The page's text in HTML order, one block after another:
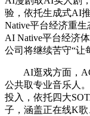
验，依托生成式AI
Native平台经济重
AI Native平台经济
公司将继续苦守“让
AI逛戏方面，
公共取专业音乐人
投入，依托四大
子，涵盖正在线K